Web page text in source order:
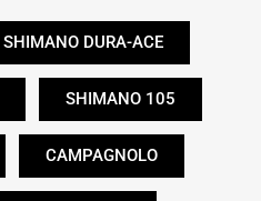
SHIMANO DURA-ACE
SHIMANO 105
CAMPAGNOLO